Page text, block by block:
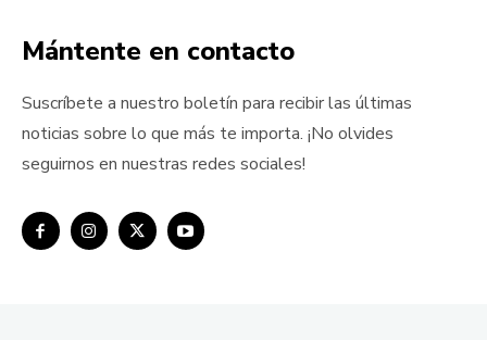
Mántente en contacto
Suscríbete a nuestro boletín para recibir las últimas
noticias sobre lo que más te importa. ¡No olvides
seguirnos en nuestras redes sociales!